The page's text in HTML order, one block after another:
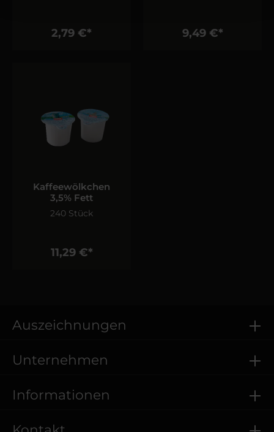
2,79 €* 9,49 €*
Kaffeewölkchen
3,5% Fett
240 Stück
11,29 €*
Auszeichnungen
Unternehmen
Informationen